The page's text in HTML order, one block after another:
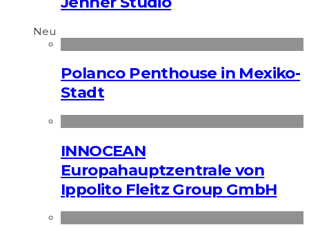
Neu
Polanco Penthouse in Mexiko-
Stadt
INNOCEAN
Europahauptzentrale von
Ippolito Fleitz Group GmbH